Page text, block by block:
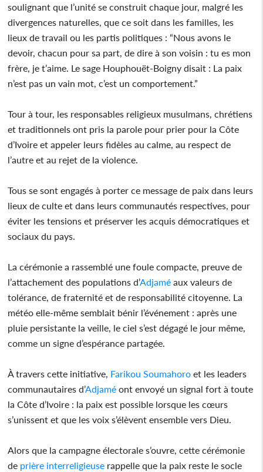
soulignant que l’unité se construit chaque jour, malgré les
divergences naturelles, que ce soit dans les familles, les
lieux de travail ou les partis politiques : “Nous avons le
devoir, chacun pour sa part, de dire à son voisin : tu es mon
frère, je t’aime. Le sage Houphouët-Boigny disait : La paix
n’est pas un vain mot, c’est un comportement.”
Tour à tour, les responsables religieux musulmans, chrétiens
et traditionnels ont pris la parole pour prier pour la Côte
d’Ivoire et appeler leurs fidèles au calme, au respect de
l’autre et au rejet de la violence.
Tous se sont engagés à porter ce message de paix dans leurs
lieux de culte et dans leurs communautés respectives, pour
éviter les tensions et préserver les acquis démocratiques et
sociaux du pays.
La cérémonie a rassemblé une foule compacte, preuve de
l’attachement des populations d’Adjamé aux valeurs de
tolérance, de fraternité et de responsabilité citoyenne. La
météo elle-même semblait bénir l’événement : après une
pluie persistante la veille, le ciel s’est dégagé le jour même,
comme un signe d’espérance partagée.
À travers cette initiative, Farikou Soumahoro et les leaders
communautaires d’Adjamé ont envoyé un signal fort à toute
la Côte d’Ivoire : la paix est possible lorsque les cœurs
s’unissent et que les voix s’élèvent ensemble vers Dieu.
Alors que la campagne électorale s’ouvre, cette cérémonie
de prière interreligieuse rappelle que la paix reste le socle